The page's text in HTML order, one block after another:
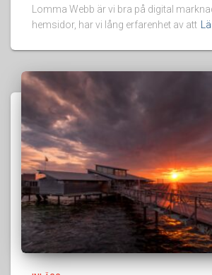
Lomma Webb är vi bra på digital
hemsidor, har vi lång erfarenhet av att